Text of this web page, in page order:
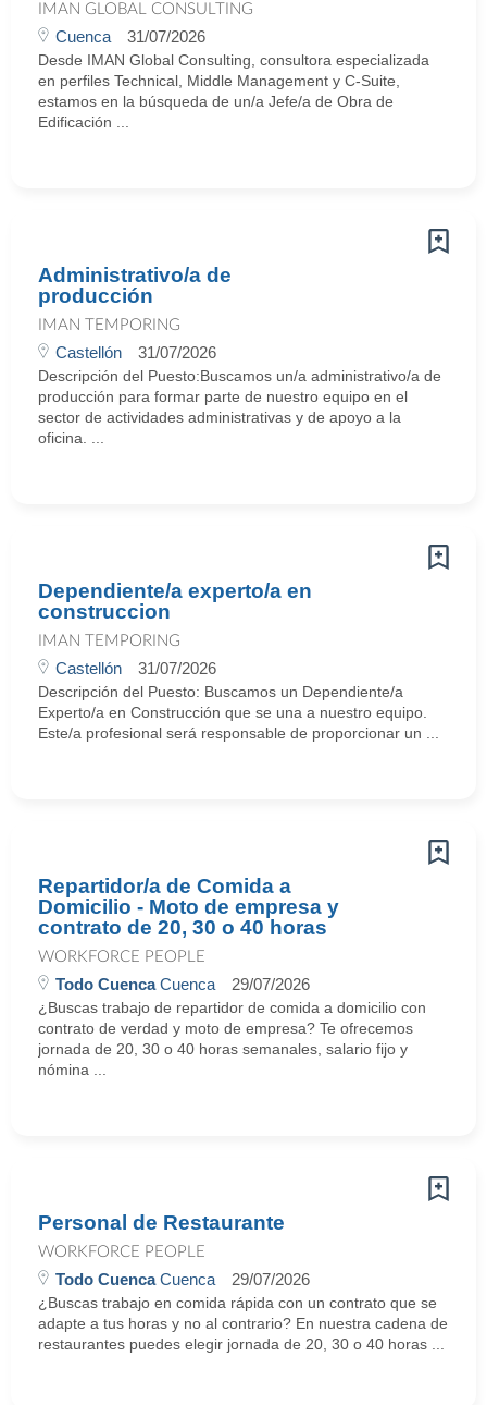
IMAN GLOBAL CONSULTING
Cuenca 31/07/2026
Desde IMAN Global Consulting, consultora especializada
en perfiles Technical, Middle Management y C-Suite,
estamos en la búsqueda de un/a Jefe/a de Obra de
Edificación ...
Administrativo/a de
producción
IMAN TEMPORING
Castellón 31/07/2026
Descripción del Puesto:Buscamos un/a administrativo/a de
producción para formar parte de nuestro equipo en el
sector de actividades administrativas y de apoyo a la
oficina. ...
Dependiente/a experto/a en
construccion
IMAN TEMPORING
Castellón 31/07/2026
Descripción del Puesto: Buscamos un Dependiente/a
Experto/a en Construcción que se una a nuestro equipo.
Este/a profesional será responsable de proporcionar un ...
Repartidor/a de Comida a
Domicilio - Moto de empresa y
contrato de 20, 30 o 40 horas
WORKFORCE PEOPLE
Todo CuencaCuenca 29/07/2026
¿Buscas trabajo de repartidor de comida a domicilio con
contrato de verdad y moto de empresa? Te ofrecemos
jornada de 20, 30 o 40 horas semanales, salario fijo y
nómina ...
Personal de Restaurante
WORKFORCE PEOPLE
Todo CuencaCuenca 29/07/2026
¿Buscas trabajo en comida rápida con un contrato que se
adapte a tus horas y no al contrario? En nuestra cadena de
restaurantes puedes elegir jornada de 20, 30 o 40 horas ...